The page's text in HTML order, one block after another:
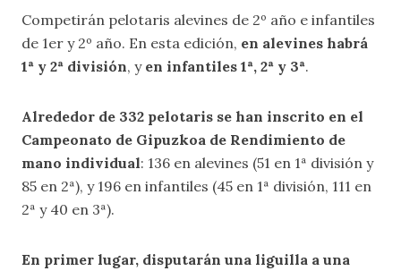
Competirán pelotaris alevines de 2º año e infantiles
de 1er y 2º año. En esta edición, en alevines habrá
1ª y 2ª división, y en infantiles 1ª, 2ª y 3ª.
Alrededor de 332 pelotaris se han inscrito en el
Campeonato de Gipuzkoa de Rendimiento de
mano individual: 136 en alevines (51 en 1ª división y
85 en 2ª), y 196 en infantiles (45 en 1ª división, 111 en
2ª y 40 en 3ª).
En primer lugar, disputarán una liguilla a una